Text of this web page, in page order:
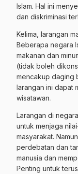
Islam. Hal ini
dan diskriminasi
Kelima, larangan
Beberapa negara
makanan dan
(tidak boleh
mencakup daging
larangan ini dapat
wisatawan.
Larangan di
untuk menjaga
masyarakat.
perdebatan dan
manusia dan
Penting untuk